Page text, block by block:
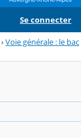
Se connecter
›Voie générale : le bac